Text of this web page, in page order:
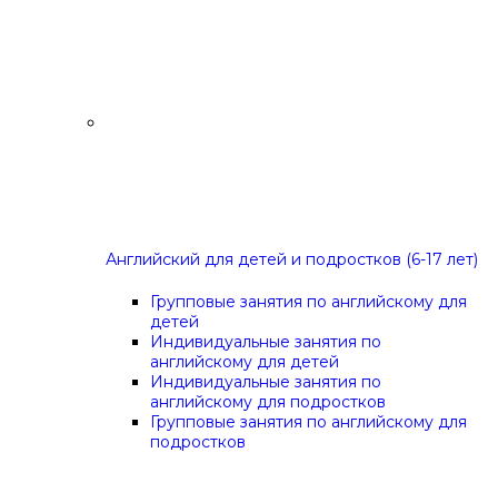
Английский для детей и подростков (6-17 лет)
Групповые занятия по английскому для
детей
Индивидуальные занятия по
английскому для детей
Индивидуальные занятия по
английскому для подростков
Групповые занятия по английскому для
подростков